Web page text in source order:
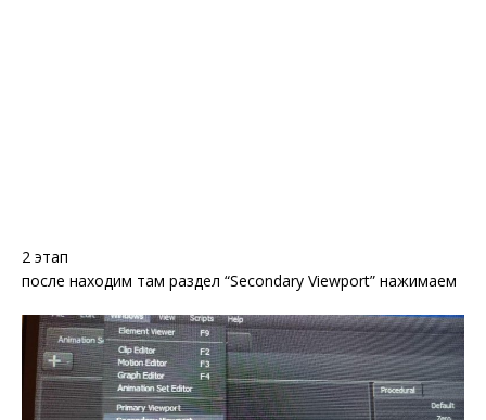
2 этап
после находим там раздел “Secondary Viewport” нажимаем